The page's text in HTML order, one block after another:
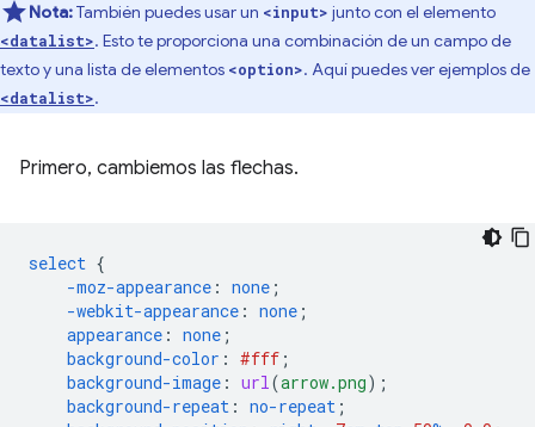
Nota:También puedes usar un <input> junto con el elemento
<datalist>. Esto te proporciona una combinación de un campo de
texto y una lista de elementos <option>. Aquí puedes ver ejemplos de
<datalist>.
Primero, cambiemos las flechas.
select {
-moz-appearance : none ;
-webkit-appearance : none ;
appearance : none ;
background-color : #fff ;
background-image : url(arrow.png);
background-repeat : no-repeat ;